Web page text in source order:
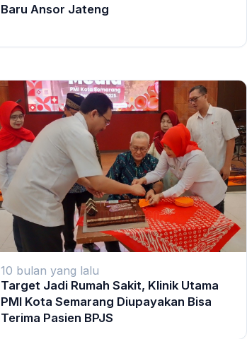
Baru Ansor Jateng
10 bulan yang lalu
Target Jadi Rumah Sakit, Klinik Utama
PMI Kota Semarang Diupayakan Bisa
Terima Pasien BPJS